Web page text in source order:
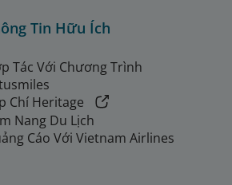
Tin Hữu Ích
Tác Với Chương Trình
Chí Heritage
Nang Du Lịch
Cáo Với Vietnam Airlines